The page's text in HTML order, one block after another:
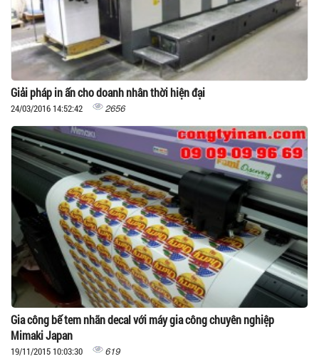
Giải pháp in ấn cho doanh nhân thời hiện đại
24/03/2016 14:52:42 2656
Gia công bế tem nhãn decal với máy gia công chuyên nghiệp
Mimaki Japan
19/11/2015 10:03:30 619